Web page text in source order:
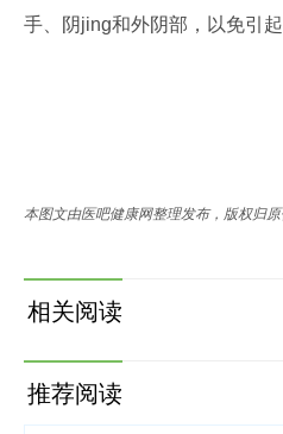
手、阴jing和外阴部，以免引起
本图文由医吧健康网整理发布，版权归
相关阅读
推荐阅读